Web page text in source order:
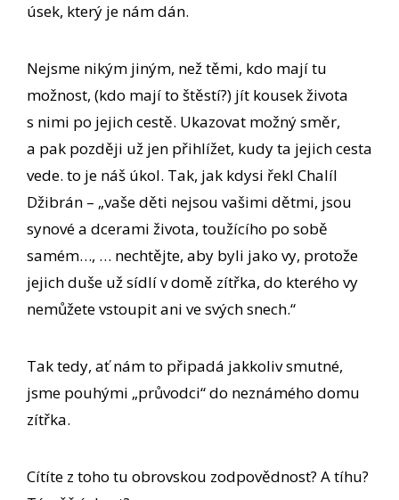
úsek, který je nám dán.
Nejsme nikým jiným, než těmi, kdo mají tu
možnost, (kdo mají to štěstí?) jít kousek života
s nimi po jejich cestě. Ukazovat možný směr,
a pak později už jen přihlížet, kudy ta jejich cesta
vede. to je náš úkol. Tak, jak kdysi řekl Chalíl
Džibrán – „vaše děti nejsou vašimi dětmi, jsou
synové a dcerami života, toužícího po sobě
samém…, … nechtějte, aby byli jako vy, protože
jejich duše už sídlí v domě zítřka, do kterého vy
nemůžete vstoupit ani ve svých snech.“
Tak tedy, ať nám to připadá jakkoliv smutné,
jsme pouhými „průvodci“ do neznámého domu
zítřka.
Cítíte z toho tu obrovskou zodpovědnost? A tíhu?